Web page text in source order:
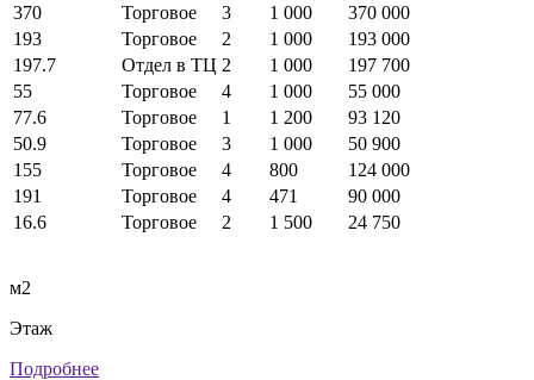
370
Торговое 3 1 000
370 000
193
Торговое 2 1 000
193 000
197.7
Отдел в ТЦ 2 1 000
197 700
55
Торговое 4 1 000
55 000
77.6
Торговое 1 1 200
93 120
50.9
Торговое 3 1 000
50 900
155
Торговое 4 800
124 000
191
Торговое 4 471
90 000
16.6
Торговое 2 1 500 24 750
м2
Этаж
Подробнее